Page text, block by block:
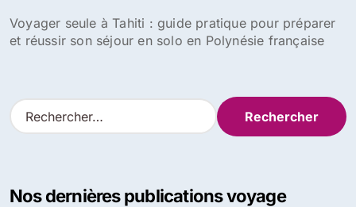
Voyager seule à Tahiti : guide pratique pour préparer
et réussir son séjour en solo en Polynésie française
R
e
rNos dernières publications voyage